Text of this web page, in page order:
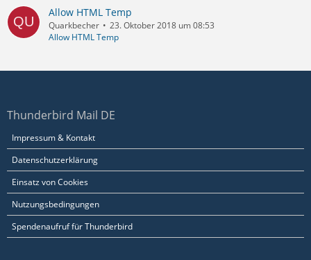
Allow HTML Temp
Quarkbecher
23. Oktober 2018 um 08:53
Allow HTML Temp
Thunderbird Mail DE
Impressum & Kontakt
Datenschutzerklärung
Einsatz von Cookies
Nutzungsbedingungen
Spendenaufruf für Thunderbird